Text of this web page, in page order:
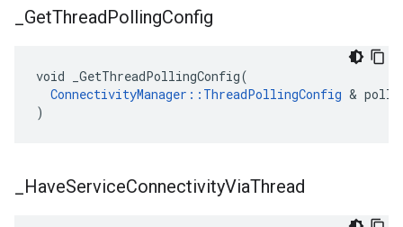
GetThreadPollingConfig
void _GetThreadPollingConfig(
ConnectivityManager::ThreadPollingConfig &
)
HaveServiceConnectivityViaThread